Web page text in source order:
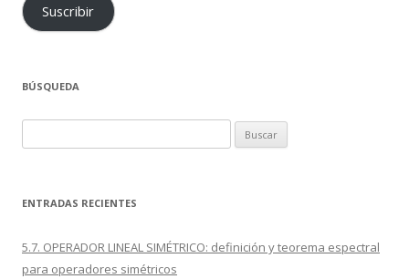
Suscribir
BÚSQUEDA
ENTRADAS RECIENTES
5.7. OPERADOR LINEAL SIMÉTRICO: definición y teorema espectral
para operadores simétricos